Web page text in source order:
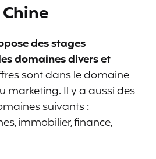
des stages
domaines divers et
sont dans le domaine
marketing. Il y a aussi des
suivants :
immobilier, finance,